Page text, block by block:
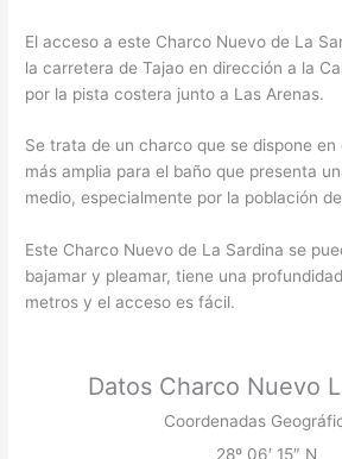
El acceso a este Charco Nuevo de La
la carretera de Tajao en dirección a la
por la pista costera junto a Las Arenas.
Se trata de un charco que se dispone en
más amplia para el baño que presenta
medio, especialmente por la población
Este Charco Nuevo de La Sardina se
bajamar y pleamar, tiene una
metros y el acceso es fácil.
Datos Charco Nuevo
Coordenadas
28º 06′ 15″ N